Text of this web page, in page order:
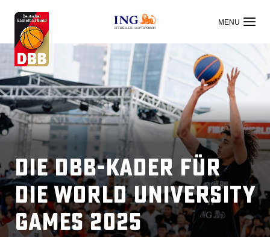
OFFIZIELLER HAUPTSPONSOR
Die DBB-Kader für
die World University
Games 2025